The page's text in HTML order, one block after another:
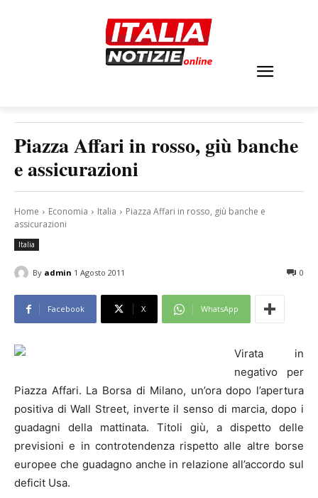
Piazza Affari in rosso, giù banche
e assicurazioni
Home Economia Italia
Piazza Affari in rosso, giù banche e
assicurazioni
Italia
By admin 1 Agosto 2011 0
Facebook X WhatsApp
Virata in
negativo per
Piazza Affari. La Borsa di Milano, un’ora dopo l’apertura
positiva di Wall Street, inverte il senso di marcia, dopo i
guadagni della mattinata. Titoli giù, a dispetto delle
previsioni e in controtendenza rispetto alle altre borse
europee che guadagno anche in relazione all’accordo sul
deficit Usa.